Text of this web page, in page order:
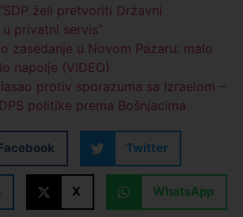
želi pretvoriti Državni
privatni servis”
zasedanje u Novom Pazaru: malo
napolje (VIDEO)
protiv sporazuma sa Izraelom –
politike prema Bošnjacima
Twitter
X WhatsApp